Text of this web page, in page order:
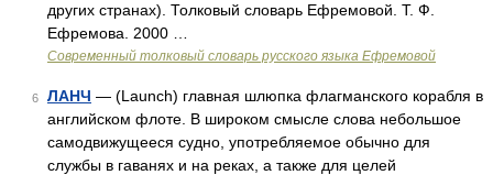
других странах). Толковый словарь Ефремовой. Т. Ф.
Ефремова. 2000 …
Современный толковый словарь русского языка Ефремовой
6 ЛАНЧ — (Launch) главная шлюпка флагманского корабля в
английском флоте. В широком смысле слова небольшое
самодвижущееся судно, употребляемое обычно для
службы в гаванях и на реках, а также для целей